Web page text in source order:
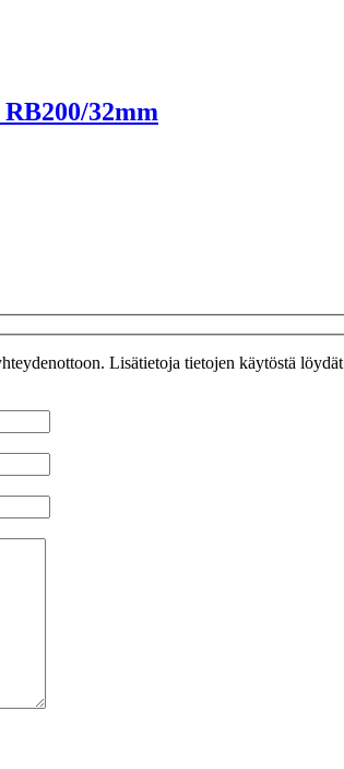
32mm
Lisätietoja tietojen käytöstä löydät